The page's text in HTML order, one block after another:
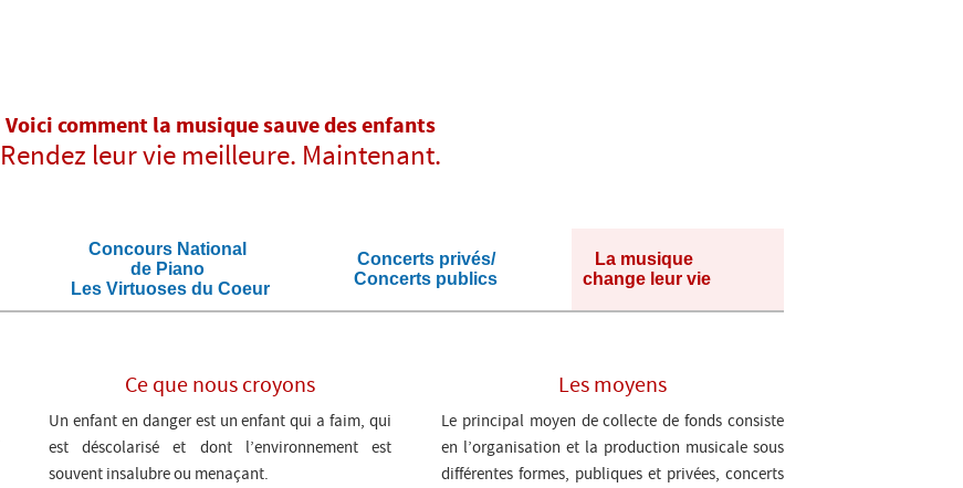
Voici comment la musique sauve des enfants
Rendez leur vie meilleure. Maintenant.
La musique
change leur vie
Concours National
de Piano
Les Virtuoses du Coeur
Concerts privés/
Concerts publics
Ce que nous croyons
Un enfant en danger est un enfant qui a faim, qui
est déscolarisé et dont l’environnement est
souvent insalubre ou menaçant.
Les moyens
Le principal moyen de collecte de fonds consiste
en l’organisation et la production musicale sous
différentes formes, publiques et privées, concerts